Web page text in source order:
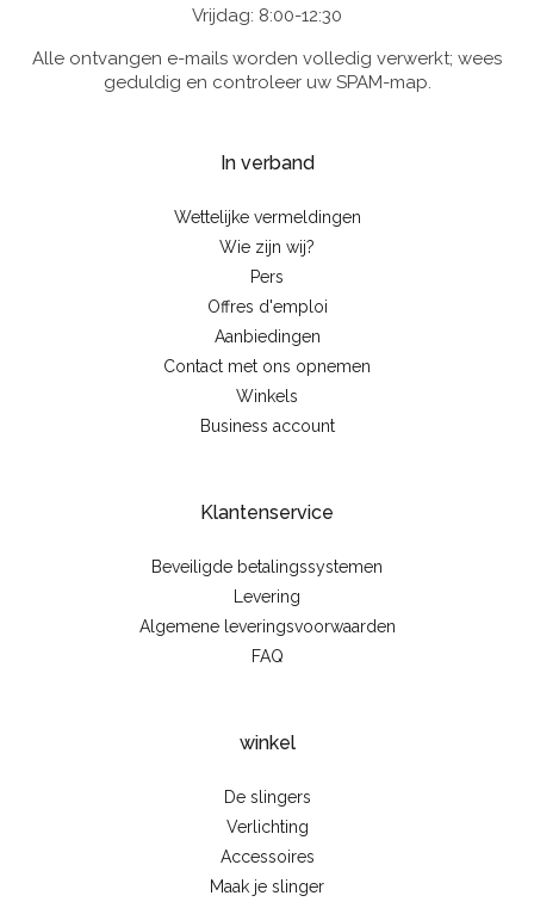
Vrijdag: 8:00-12:30
Alle ontvangen e-mails worden volledig verwerkt; wees
geduldig en controleer uw SPAM-map.
In verband
Wettelijke vermeldingen
Wie zijn wij?
Pers
Offres d'emploi
Aanbiedingen
Contact met ons opnemen
Winkels
Business account
Klantenservice
Beveiligde betalingssystemen
Levering
Algemene leveringsvoorwaarden
FAQ
winkel
De slingers
Verlichting
Accessoires
Maak je slinger